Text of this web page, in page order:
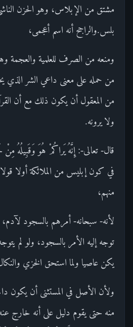
مشتق من الإبلاس، وهو الحزن
بلس.والراجح أنه اسم أعجمى،
ومنعه من الصرف للعلمية والعجمة
من حمله على معنى داعي الشر الذي
من المعقول أن يكون ذلك مع أن
ولا يرونه.
قال- تعالى-: إِنَّهُ يَراكُمْ هُوَ وَقَبِيلُهُ مِنْ
في كون إبليس من الملائكة أولا
منهم،
لأنه- سبحانه- أمرهم بالسجود لآدم،
توجه إليه الأمر بالسجود، ولو لم
يكن عاصيا ولما استحق الخزي
ولأن الأصل في المستثنى أن يكون
منه حتى يقوم دليل على أنه خارج